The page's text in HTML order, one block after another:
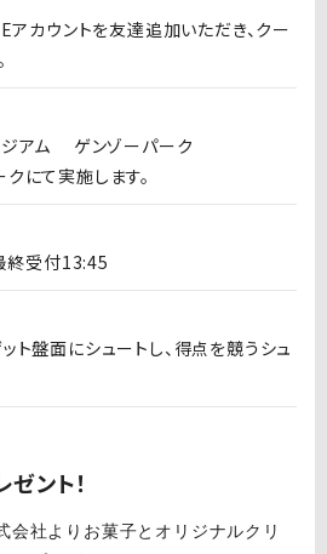
カウントを友達追加いただき、クー
ジアム ゲンゾーパーク
にて実施します。
終受付13:45
ト盤面にシュートし、得点を競うシュ
ント！
会社よりお菓子とオリジナルクリ